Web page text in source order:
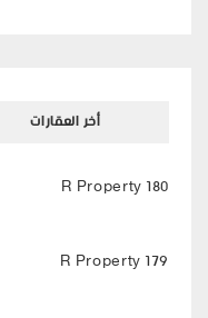
أخر العقارات
R Property 180
R Property 179